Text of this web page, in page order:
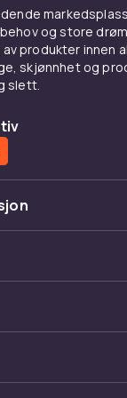
Pro – for
i en bærbar form.
tilbyr MacBook
til
Liquid Retina
som
tommer er et
som jobber med
22 timers
og store
produkter innen
skjønnhet og
slett.